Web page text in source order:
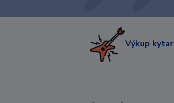
Výkup kytar